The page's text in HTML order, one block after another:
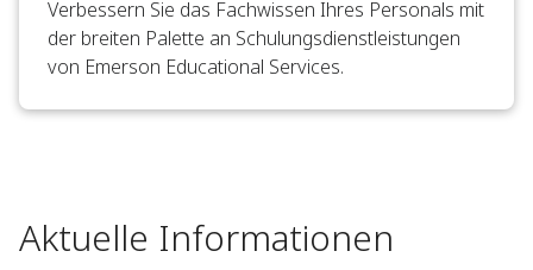
Verbessern Sie das Fachwissen Ihres Personals mit
der breiten Palette an Schulungsdienstleistungen
von Emerson Educational Services.
Aktuelle Informationen